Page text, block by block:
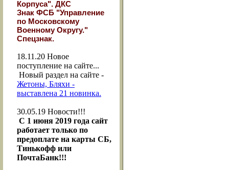
Корпуса". ДКС
Знак ФСБ "Управление
по Московскому
Военному Округу."
Спецзнак.
18.11.20 Новое
поступление на сайте...
Новый раздел на сайте -
Жетоны, Бляхи -
выставлена 21 новинка.
30.05.19 Новости!!!
С 1 июня 2019 года сайт
работает только по
предоплате на карты СБ,
Тинькофф или
ПочтаБанк!!!